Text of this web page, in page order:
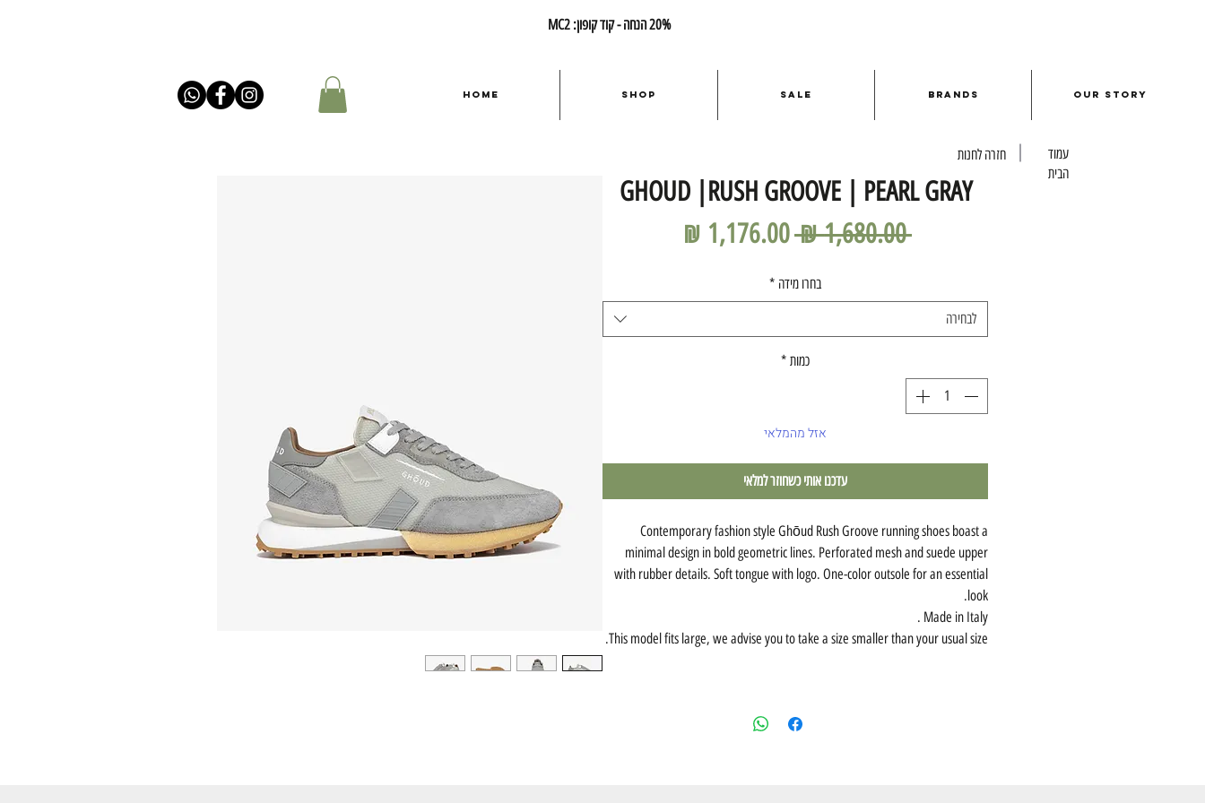
עמוד
הבית
חזרה לחנות
GHOUD |RUSH GROOVE | PEARL GRAY
‏1,680.00 ‏₪
מחיר
רגילבחרו מידה *
לבחירה
כמות *
אזל מהמלאי
עדכנו אותי כשחוזר למלאי
Contemporary fashion style Ghōud Rush Groove running shoes boast a
minimal design in bold geometric lines. Perforated mesh and suede upper
with rubber details. Soft tongue with logo. One-color outsole for an essential
look.
Made in Italy .
This model fits large, we advise you to take a size smaller than your usual size.
20% הנחה - קוד קופון: MC2
Home Shop Sale Brands Our Story